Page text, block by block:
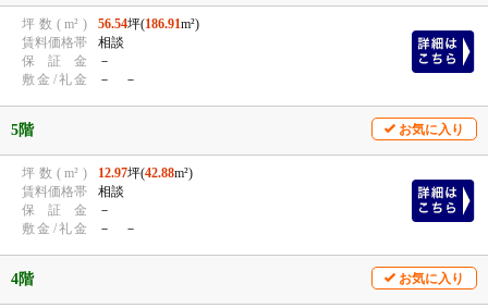
坪 数 ( m² ) 56.54坪(186.91m²)
賃料価格帯
相談
保
証 金
－
敷 金 /礼金 － －
5階 お気に入り
坪 数 ( m² ) 12.97坪(42.88m²)
賃料価格帯
相談
保
証 金
－
敷 金 /礼金 － －
4階 お気に入り